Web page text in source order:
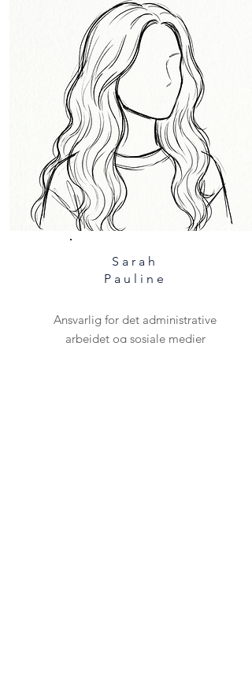
Sarah
Pauline
Ansvarlig for det administrative
arbeidet og sosiale medier